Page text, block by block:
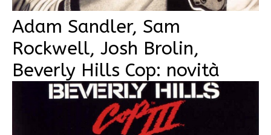
Adam Sandler, Sam
Rockwell, Josh Brolin,
Beverly Hills Cop: novità